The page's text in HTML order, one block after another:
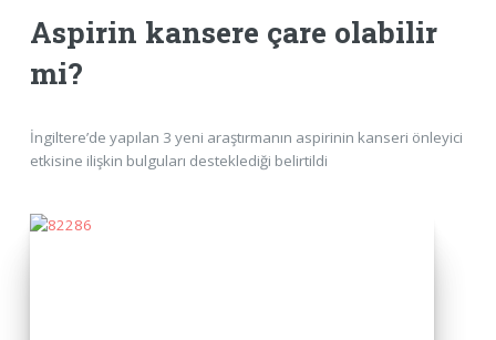
Aspirin kansere çare olabilir
mi?
İngiltere’de yapılan 3 yeni araştırmanın aspirinin kanseri önleyici
etkisine ilişkin bulguları desteklediği belirtildi